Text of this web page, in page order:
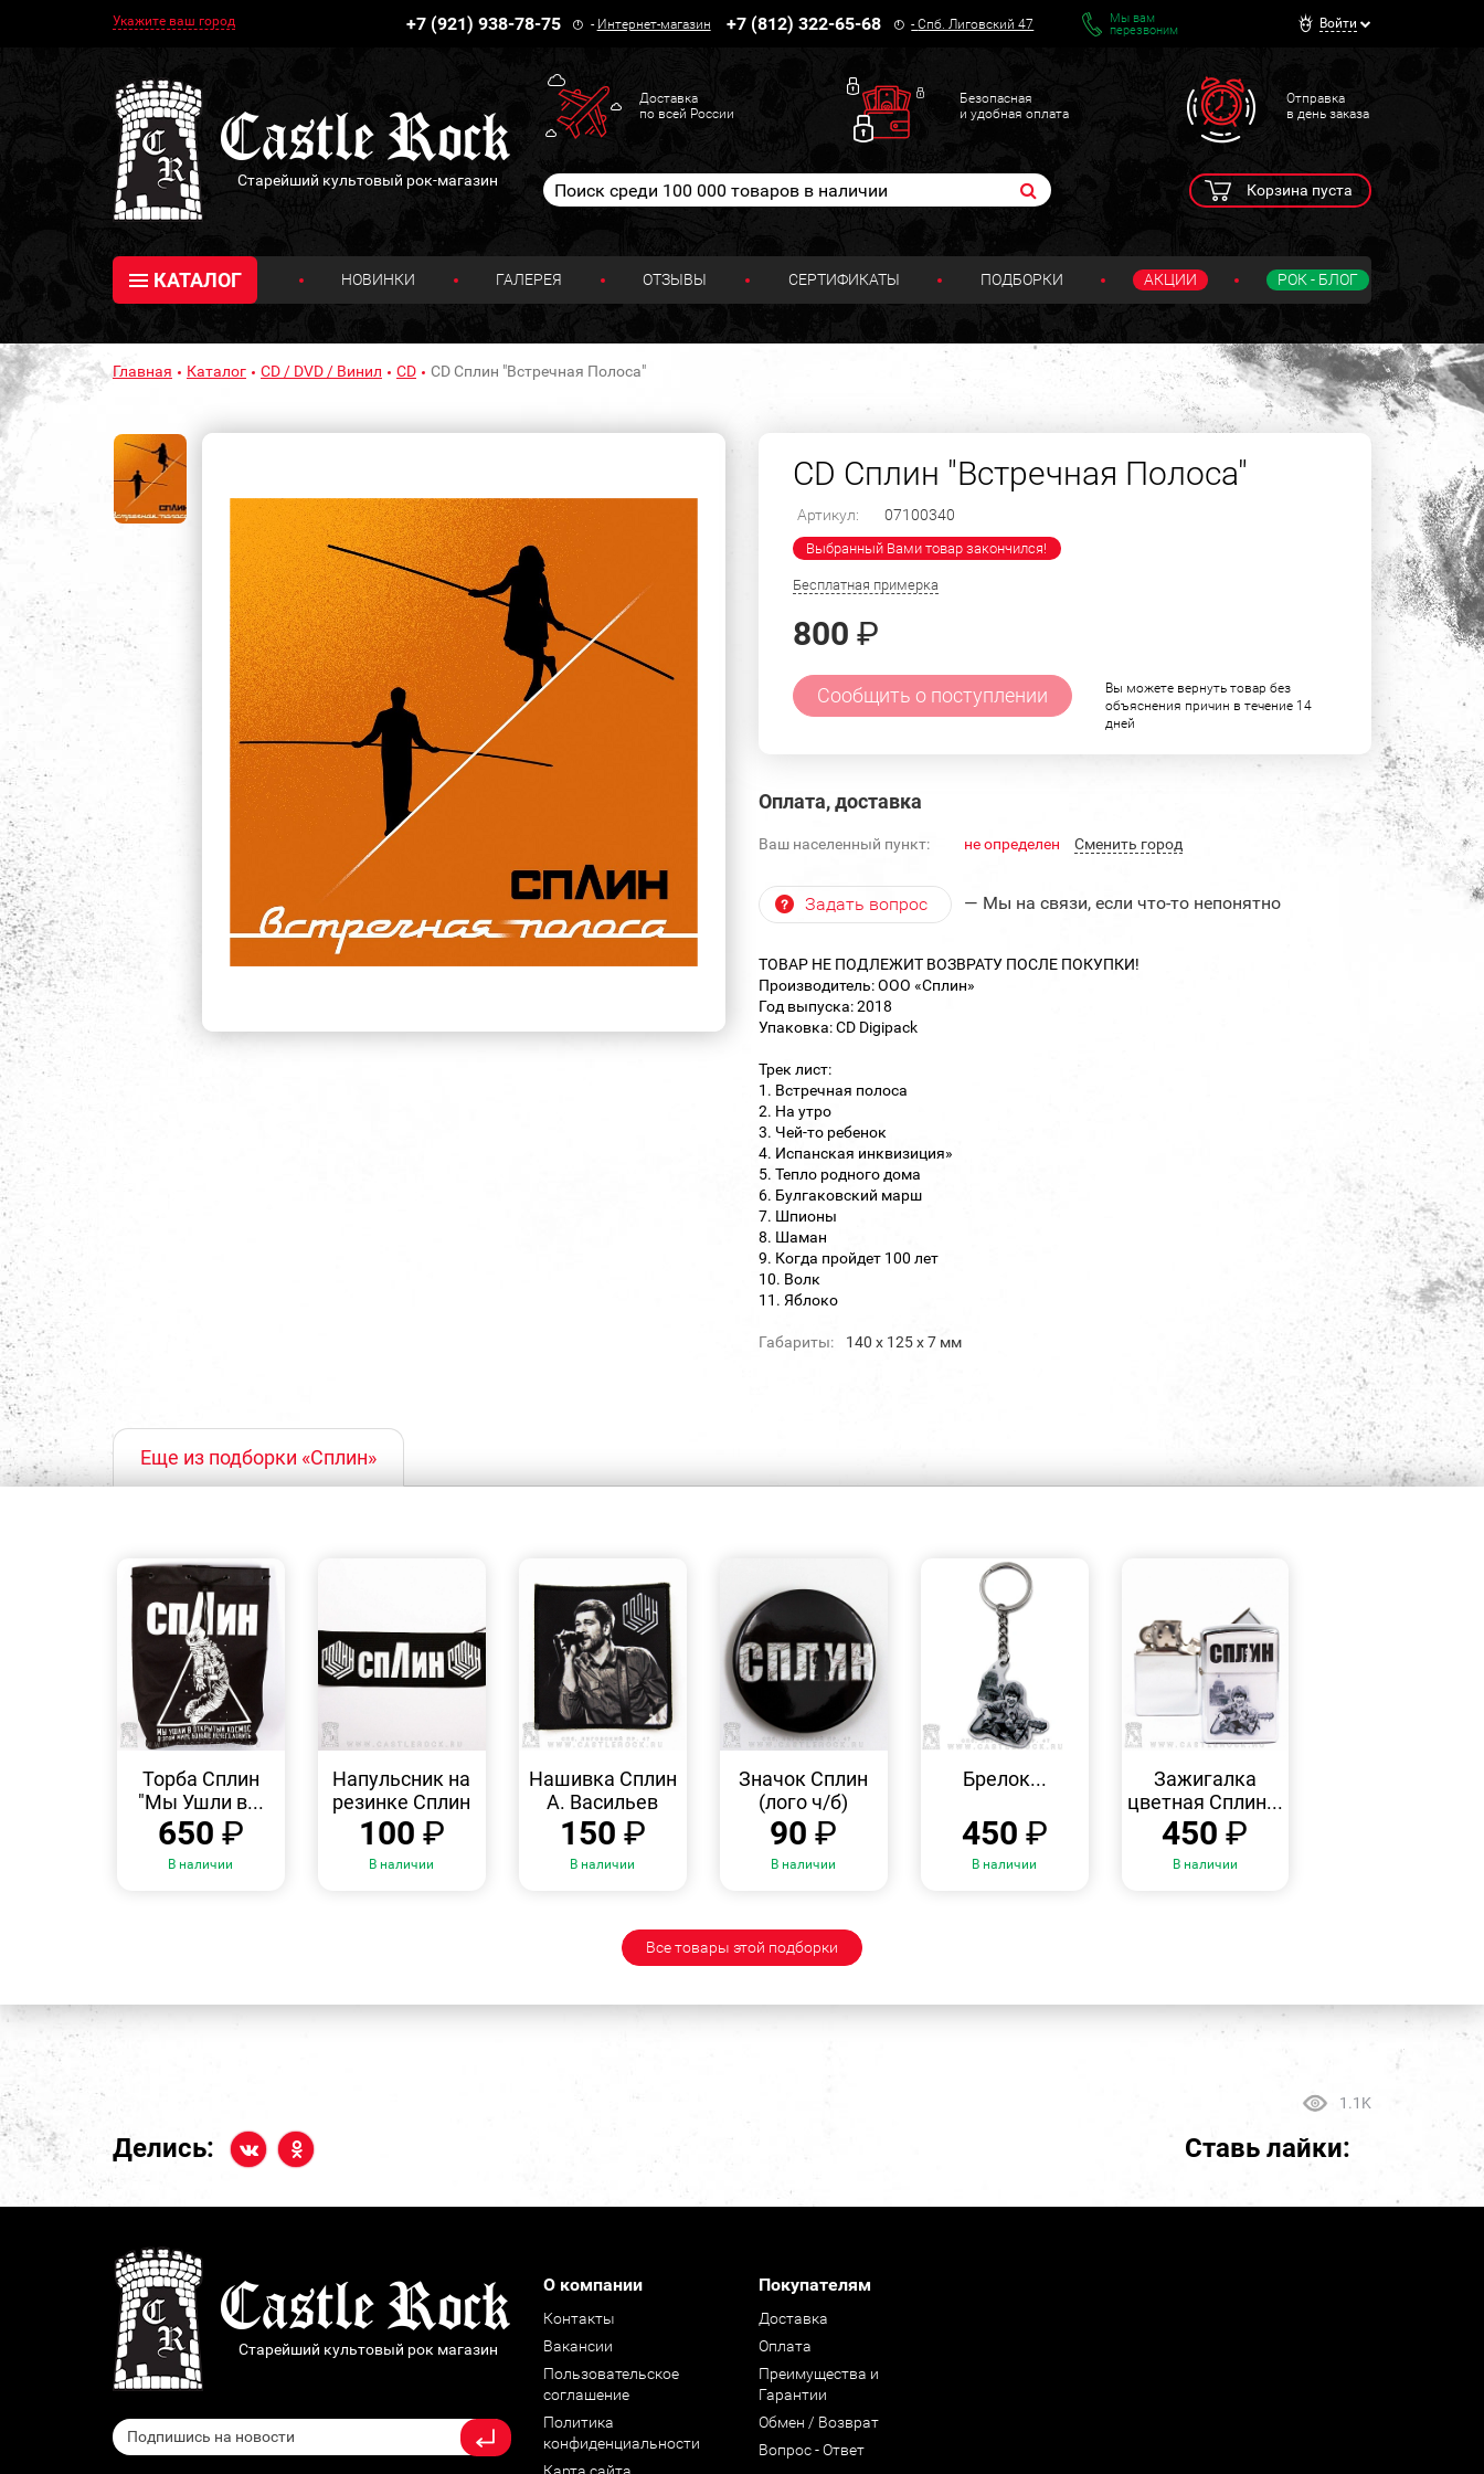
Укажите ваш город +7 (921) 938-78-75 - Интернет-магазин +7 (812) 322-65-68 -Спб. Лиговский 47
Мы вам
перезвоним
Войти
Старейший культовый рок-магазин
Доставка
по всей России
Безопасная
и удобная оплата
Отправка
в день заказа
Корзина пуста
КАТАЛОГ НОВИНКИ ГАЛЕРЕЯ ОТЗЫВЫ СЕРТИФИКАТЫ ПОДБОРКИ АКЦИИ РОК - БЛОГ
Главная Каталог CD / DVD / Винил CD CD Сплин "Встречная Полоса"
CD Сплин "Встречная Полоса"
Артикул: 07100340
Выбранный Вами товар закончился!
Бесплатная примерка
800 ₽
Сообщить о поступлении
Вы можете вернуть товар без
объяснения причин в течение 14
дней
Оплата, доставка
Ваш населенный пункт: не определен Cменить город
Задать вопрос — Мы на связи, если что-то непонятно
ТОВАР НЕ ПОДЛЕЖИТ ВОЗВРАТУ ПОСЛЕ ПОКУПКИ!
Производитель: ООО «Сплин»
Год выпуска: 2018
Упаковка: CD Digipack
Трек лист:
1. Встречная полоса
2. На утро
3. Чей-то ребенок
4. Испанская инквизиция»
5. Тепло родного дома
6. Булгаковский марш
7. Шпионы
8. Шаман
9. Когда пройдет 100 лет
10. Волк
11. Яблоко
Габариты: 140 х 125 х 7 мм
Еще из подборки «Сплин»
ПРОСМОТР
Торба Сплин
"Мы Ушли в...
650 ₽
В наличии
Напульсник на
резинке Сплин
100 ₽
В наличии
ПРОСМОТР
Нашивка Сплин
А. Васильев
150 ₽
В наличии
ПРОСМОТР
Значок Сплин
(лого ч/б)
90₽
В наличии
Брелок...
450 ₽
В наличии
Зажигалка
цветная Сплин...
450₽
В наличии
Все товары этой подборки
1.1K
Делись: Ставь лайки:
Старейший культовый рок магазин
О компании
Контакты
Вакансии
Пользовательское
соглашение
Политика
конфиденциальности
Покупателям
Доставка
Оплата
Преимущества и
Гарантии
Обмен / Возврат
Вопрос - Ответ